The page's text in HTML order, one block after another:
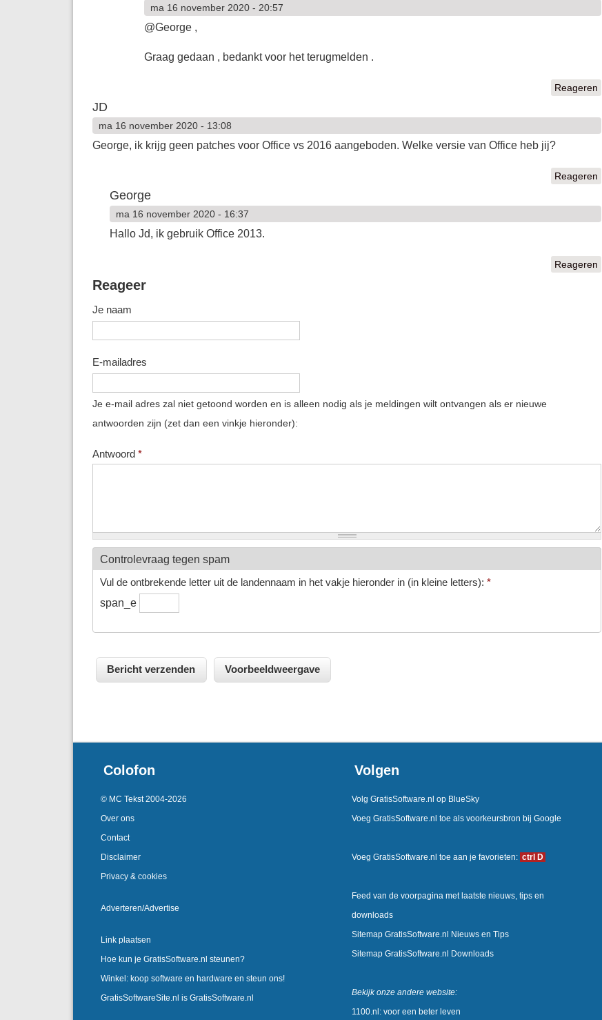
ma 16 november 2020 - 20:57
@George ,
Graag gedaan , bedankt voor het terugmelden .
Reageren
JD
ma 16 november 2020 - 13:08
George, ik krijg geen patches voor Office vs 2016 aangeboden. Welke versie van Office heb jij?
Reageren
George
ma 16 november 2020 - 16:37
Hallo Jd, ik gebruik Office 2013.
Reageren
Reageer
Je naam
E-mailadres
Je e-mail adres zal niet getoond worden en is alleen nodig als je meldingen wilt ontvangen als er nieuwe
antwoorden zijn (zet dan een vinkje hieronder):
Antwoord *
Controlevraag tegen spam
Vul de ontbrekende letter uit de landennaam in het vakje hieronder in (in kleine letters): *
span_e
Colofon
© MC Tekst 2004-2026
Over ons
Contact
Disclaimer
Privacy & cookies
Adverteren/Advertise
Link plaatsen
Hoe kun je GratisSoftware.nl steunen?
Winkel: koop software en hardware en steun ons!
GratisSoftwareSite.nl is GratisSoftware.nl
Volgen
Volg GratisSoftware.nl op BlueSky
Voeg GratisSoftware.nl toe als voorkeursbron bij Google
Voeg GratisSoftware.nl toe aan je favorieten: ctrl D
Feed van de voorpagina met laatste nieuws, tips en
downloads
Sitemap GratisSoftware.nl Nieuws en Tips
Sitemap GratisSoftware.nl Downloads
Bekijk onze andere website:
1100.nl: voor een beter leven